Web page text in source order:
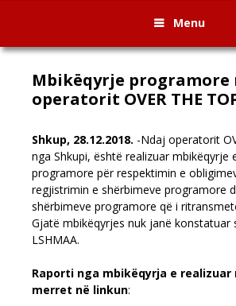
Menu
Mbikëqyrje programore
operatorit OVER THE
Shkup, 28.12.2018. -Ndaj operatorit
nga Shkupi, është realizuar mbikëqyrje
programore për respektimin e
regjistrimin e shërbimeve programore
shërbimeve programore që i
Gjatë mbikëqyrjes nuk janë konstatuar
LSHMAA.
Raporti nga mbikëqyrja e realizuar
merret në linkun: